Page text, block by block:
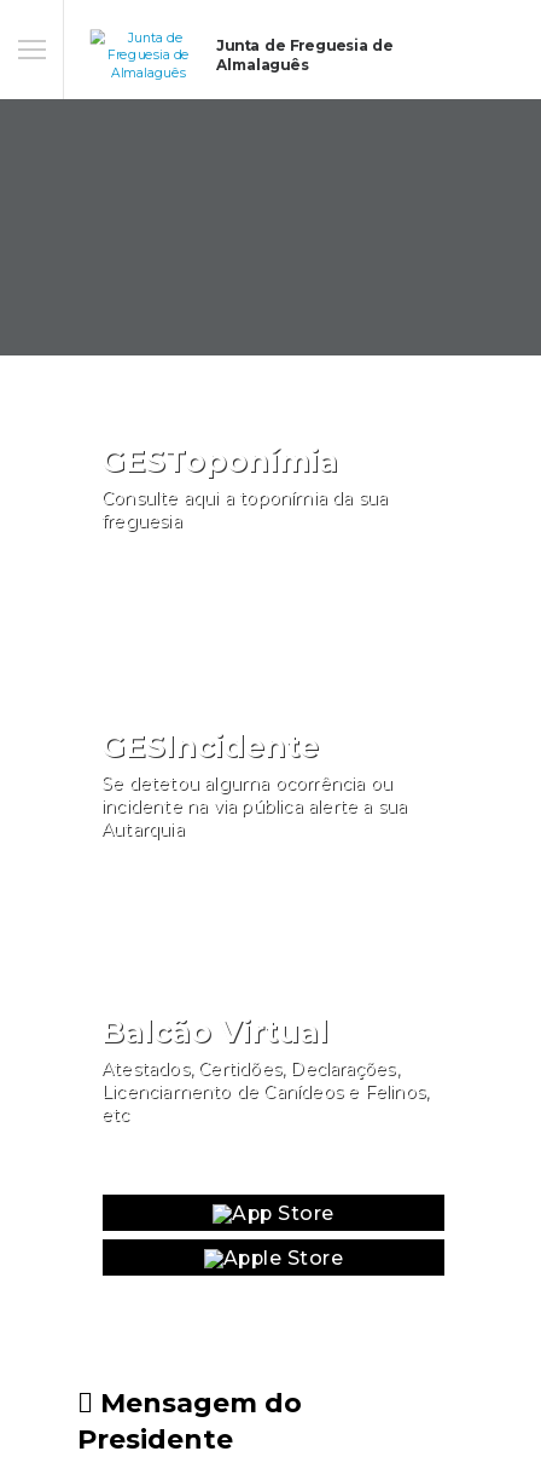
Junta de Freguesia de
Almalaguês
GESToponímia
Consulte aqui a toponímia da sua
freguesia
GESIncidente
Se detetou alguma ocorrência ou
incidente na via pública alerte a sua
Autarquia
Balcão Virtual
Atestados, Certidões, Declarações,
Licenciamento de Canídeos e Felinos,
etc
Mensagem do
Presidente